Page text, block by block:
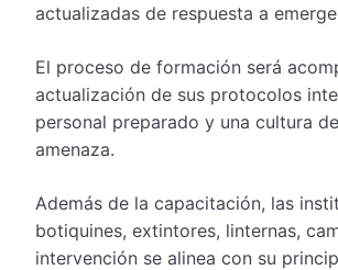
actualizadas de respuesta a
El proceso de formación será
actualización de sus protocolos
personal preparado y una cultura
amenaza.
Además de la capacitación, las
botiquines, extintores, linternas,
intervención se alinea con su